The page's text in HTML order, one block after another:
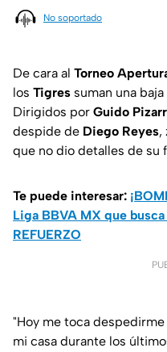
No soportado
De cara al Torneo
los Tigres suman una
Dirigidos por Guido
despide de Diego Reyes,
que no dio detalles de su
Te puede interesar:
Liga BBVA MX que
REFUERZO
"Hoy me toca
mi casa durante los